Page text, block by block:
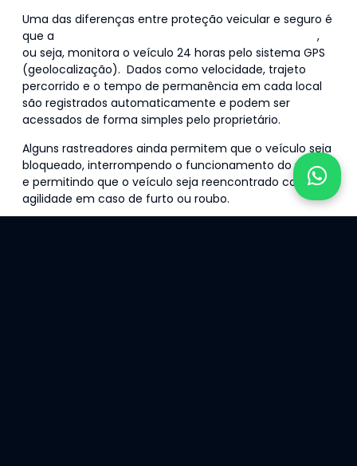
Uma das diferenças entre proteção veicular e seguro é
que a
,
ou seja, monitora o veículo 24 horas pelo sistema GPS
(geolocalização). Dados como velocidade, trajeto
percorrido e o tempo de permanência em cada local
são registrados automaticamente e podem ser
acessados de forma simples pelo proprietário.
Alguns rastreadores ainda permitem que o veículo seja
bloqueado, interrompendo o funcionamento do motor
e permitindo que o veículo seja reencontrado com
agilidade em caso de furto ou roubo.